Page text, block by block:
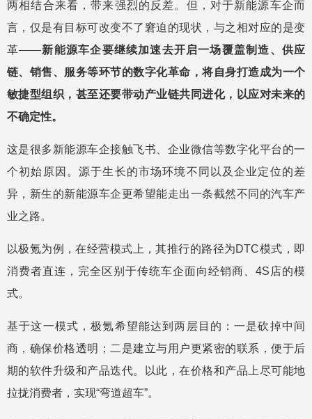
两相结合来看，带来强烈的反差。但，对于新能源车企而
言，仅是有目标可改变不了窘迫的现状，与之相对应的是变
革——新能源车企要继续加速去开启一场覆盖制造、供应
链、销售、服务等环节的数字化革命，将自身打造成为一个
敏捷型组织，甚至还要带动产业链共同进化，以应对未来的
不确定性。
这是很多新能源车企接触飞书、企业微信等数字化平台的一
个初始原因。源于生长的市场环境不同以及企业定位的差
异，新生的新能源车企更希望能走出一条截然不同的汽车产
业之路。
以极氪为例，在经营模式上，其推行的路径为DTC模式，即
消费者直连，完全区别于传统车企面向经销商、4S店的模
式。
基于这一模式，极氪希望能达到两层目的：一是砍掉中间
商，确保价格透明；二是建立与用户更紧密的联系，便于后
期的软件升级和产品迭代。以此，在价格和产品上尽可能地
拉拢消费者，实现“弯道超车”。